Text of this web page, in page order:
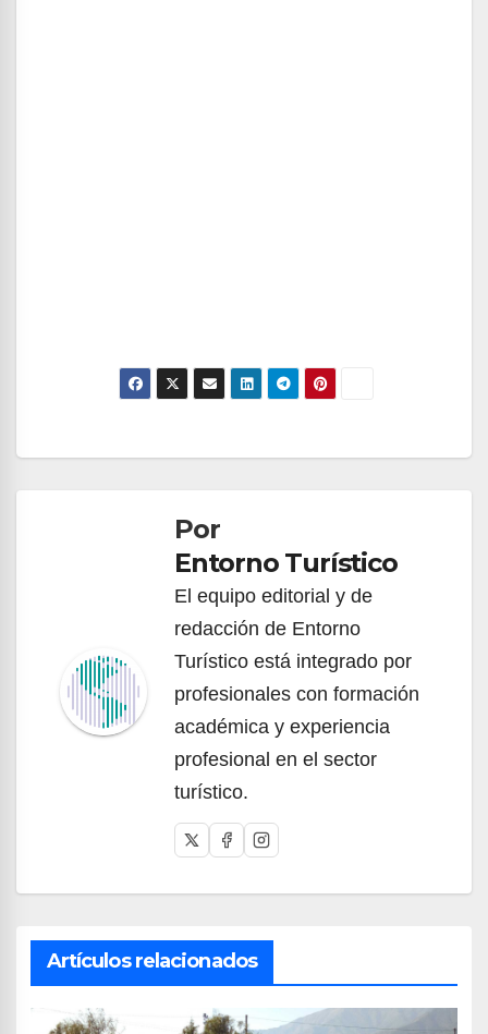
Navegación
entradasPor
Entorno Turístico
El equipo editorial y de
redacción de Entorno
Turístico está integrado por
profesionales con formación
académica y experiencia
profesional en el sector
turístico.
Artículos relacionados